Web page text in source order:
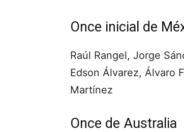
Once inicial de
Raúl Rangel, Jorge
Edson Álvarez, Álvaro
Martínez
Once de Australia